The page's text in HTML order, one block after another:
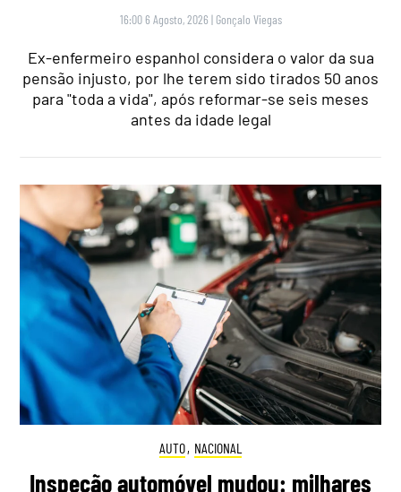
16:00 6 Agosto, 2026 | Gonçalo Viegas
Ex-enfermeiro espanhol considera o valor da sua
pensão injusto, por lhe terem sido tirados 50 anos
para "toda a vida", após reformar-se seis meses
antes da idade legal
AUTO, NACIONAL
Inspeção automóvel mudou: milhares